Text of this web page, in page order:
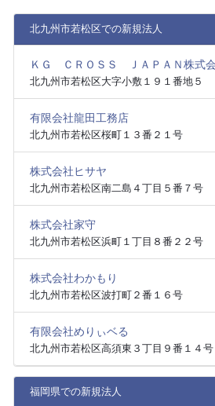
北九州市若松区での新規法人
ＫＧ ＣＲＯＳＳ ＪＡＰＡＮ株式
北九州市若松区大字小敷１９１番地５
有限会社龍田工務店
北九州市若松区桜町１３番２１号
株式会社ヒサヤ
北九州市若松区南二島４丁目５番７号
株式会社家守
北九州市若松区浜町１丁目８番２２号
株式会社わかもり
北九州市若松区波打町２番１６号
有限会社めりぃベる
北九州市若松区高須東３丁目９番１４号
福岡県での新規法人